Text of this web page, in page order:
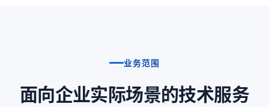
业务范围
面向企业实际场景的技术服务